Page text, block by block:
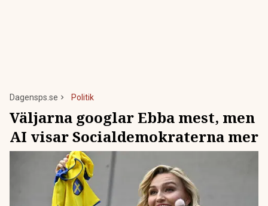
Dagensps.se Politik
Väljarna googlar Ebba mest, men
AI visar Socialdemokraterna mer